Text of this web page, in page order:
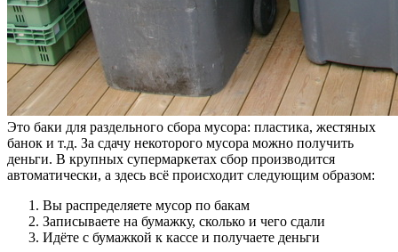
Это баки для раздельного сбора мусора: пластика, жестяных
банок и т.д. За сдачу некоторого мусора можно получить
деньги. В крупных супермаркетах сбор производится
автоматически, а здесь всё происходит следующим образом:
Вы распределяете мусор по бакам
Записываете на бумажку, сколько и чего сдали
Идёте с бумажкой к кассе и получаете деньги